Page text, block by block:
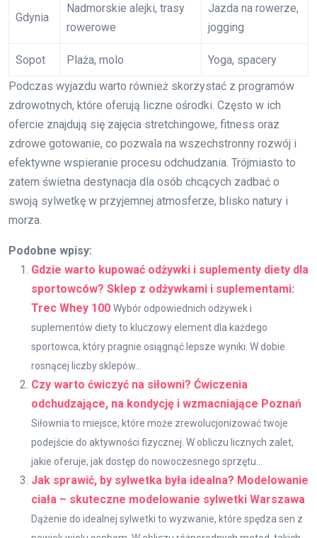
Gdynia
Nadmorskie alejki, trasy
rowerowe
Jazda na rowerze,
jogging
Sopot Plaża, molo
Yoga, spacery
Podczas wyjazdu warto również skorzystać z programów
zdrowotnych, które oferują liczne ośrodki. Często w ich
ofercie znajdują się zajęcia stretchingowe, fitness oraz
zdrowe gotowanie, co pozwala na wszechstronny rozwój i
efektywne wspieranie procesu odchudzania. Trójmiasto to
zatem świetna destynacja dla osób chcących zadbać o
swoją sylwetkę w przyjemnej atmosferze, blisko natury i
morza.
Podobne wpisy:
Gdzie warto kupować odżywki i suplementy diety dla
sportowców? Sklep z odżywkami i suplementami:
Trec Whey 100 Wybór odpowiednich odżywek i
suplementów diety to kluczowy element dla każdego
sportowca, który pragnie osiągnąć lepsze wyniki. W dobie
rosnącej liczby sklepów...
Czy warto ćwiczyć na siłowni? Ćwiczenia
odchudzające, na kondycję i wzmacniające Poznań
Siłownia to miejsce, które może zrewolucjonizować twoje
podejście do aktywności fizycznej. W obliczu licznych zalet,
jakie oferuje, jak dostęp do nowoczesnego sprzętu...
Jak sprawić, by sylwetka była idealna? Modelowanie
ciała – skuteczne modelowanie sylwetki Warszawa
Dążenie do idealnej sylwetki to wyzwanie, które spędza sen z